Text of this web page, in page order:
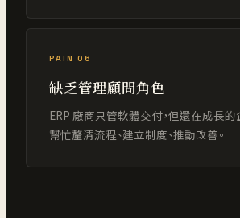
PAIN 06
缺乏管理顧問角色
ERP 廠商只管軟體交付，但還在成長
幫忙釐清流程、建立制度、推動改善。